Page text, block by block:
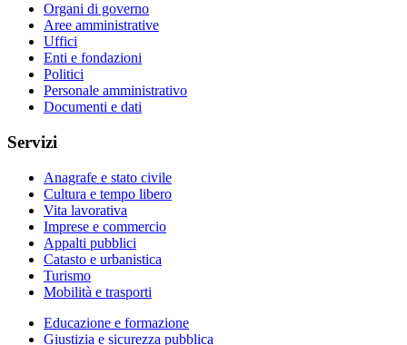
Organi di governo
Aree amministrative
Uffici
Enti e fondazioni
Politici
Personale amministrativo
Documenti e dati
Servizi
Anagrafe e stato civile
Cultura e tempo libero
Vita lavorativa
Imprese e commercio
Appalti pubblici
Catasto e urbanistica
Turismo
Mobilità e trasporti
Educazione e formazione
Giustizia e sicurezza pubblica